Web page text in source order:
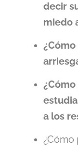
decir
miedo
a los
¿Cómo